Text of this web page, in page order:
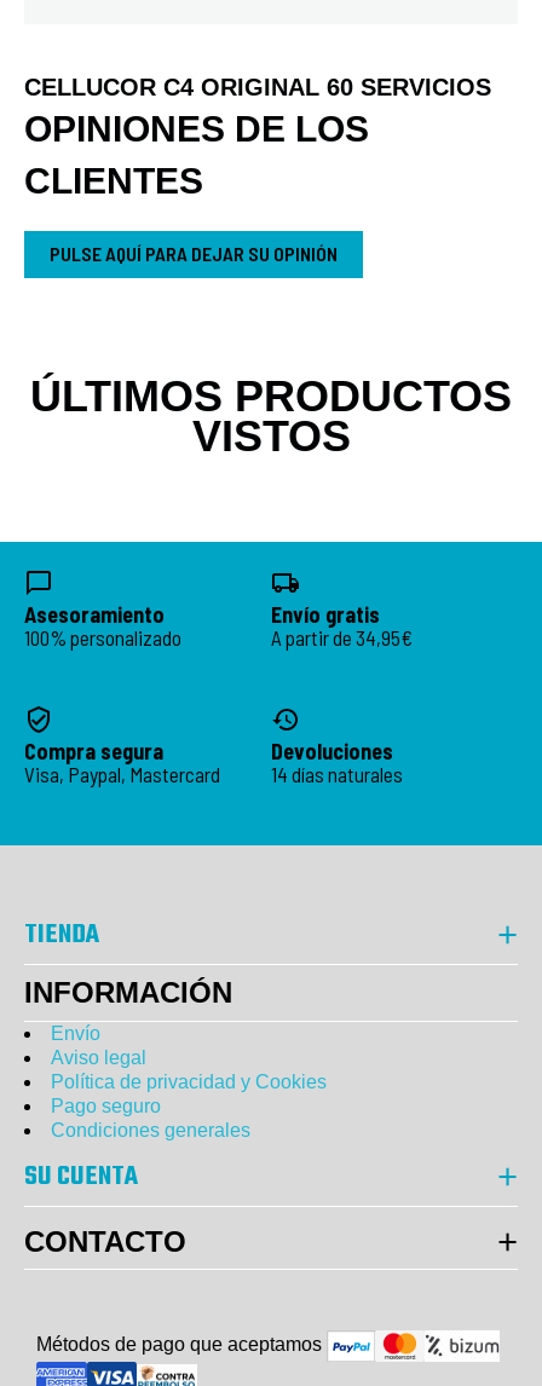
CELLUCOR C4 ORIGINAL 60 SERVICIOS
OPINIONES DE LOS
CLIENTES
PULSE AQUÍ PARA DEJAR SU OPINIÓN
ÚLTIMOS PRODUCTOS
VISTOS
Asesoramiento
100% personalizado
Envío gratis
A partir de 34,95€
Compra segura
Visa, Paypal, Mastercard
Devoluciones
14 días naturales
TIENDA
INFORMACIÓN
Envío
Aviso legal
Política de privacidad y Cookies
Pago seguro
Condiciones generales
SU CUENTA
CONTACTO
Métodos de pago que aceptamos